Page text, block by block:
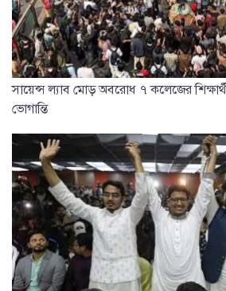
সায়েন্স ল্যাব মোড় অবরোধ ৭ কলেজের
ভোগান্তি